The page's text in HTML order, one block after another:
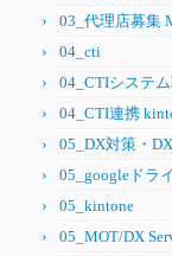
03_代理店募集
04_cti
04_CTIシステ
04_CTI連携
05_DX対策・
05_googleドラ
05_kintone
05_MOT/DX